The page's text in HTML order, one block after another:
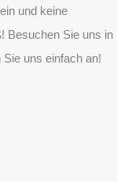
und keine
Besuchen Sie uns in
uns einfach an!